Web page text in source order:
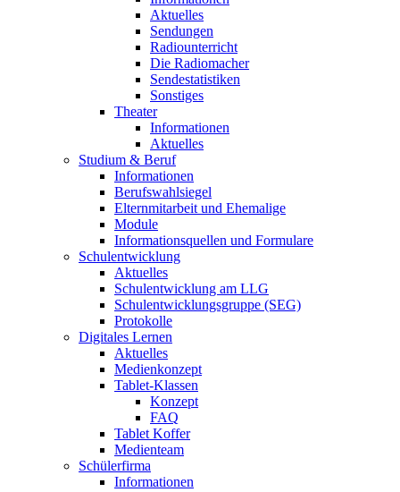
Aktuelles
Sendungen
Radiounterricht
Die Radiomacher
Sendestatistiken
Sonstiges
Theater
Informationen
Aktuelles
Studium & Beruf
Informationen
Berufswahlsiegel
Elternmitarbeit und Ehemalige
Module
Informationsquellen und Formulare
Schulentwicklung
Aktuelles
Schulentwicklung am LLG
Schulentwicklungsgruppe (SEG)
Protokolle
Digitales Lernen
Aktuelles
Medienkonzept
Tablet-Klassen
Konzept
FAQ
Tablet Koffer
Medienteam
Schülerfirma
Informationen